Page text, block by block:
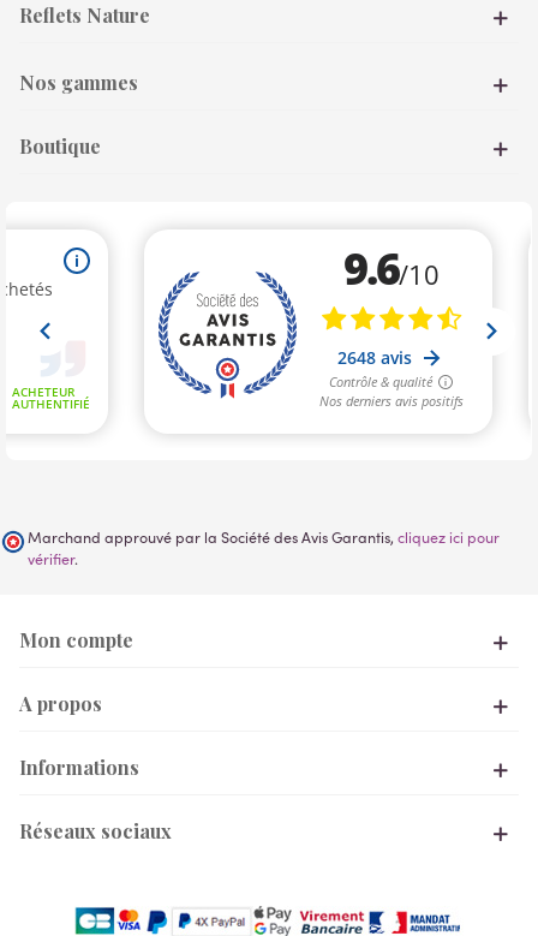
Reflets Nature
Nos gammes
Boutique
Marchand approuvé par la Société des Avis Garantis, cliquez ici pour
vérifier.
Mon compte
A propos
Informations
Réseaux sociaux